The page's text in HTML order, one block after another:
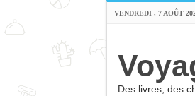
VENDREDI , 7 AOÛT
Des livres, des